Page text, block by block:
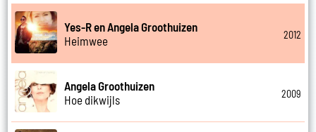
Yes-R en Angela Groothuizen
Heimwee
2012
Angela Groothuizen
Hoe dikwijls
2009